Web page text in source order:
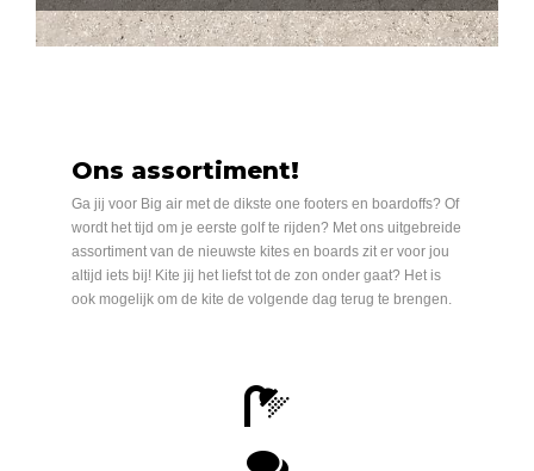
Ons assortiment!
Ga jij voor Big air met de dikste one footers en boardoffs? Of
wordt het tijd om je eerste golf te rijden? Met ons uitgebreide
assortiment van de nieuwste kites en boards zit er voor jou
altijd iets bij! Kite jij het liefst tot de zon onder gaat? Het is
ook mogelijk om de kite de volgende dag terug te brengen.